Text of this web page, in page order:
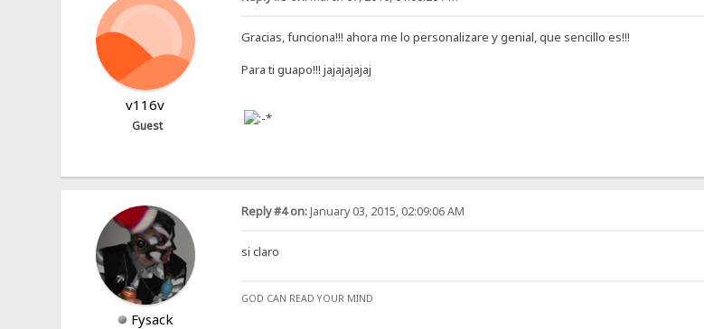
v116v
Guest
Gracias, funciona!!! ahora me lo personalizare y genial, que sencillo es!!!
Para ti guapo!!! jajajajajaj
Fysack
Reply #4 on:January 03, 2015, 02:09:06 AM
si claro
GOD CAN READ YOUR MIND